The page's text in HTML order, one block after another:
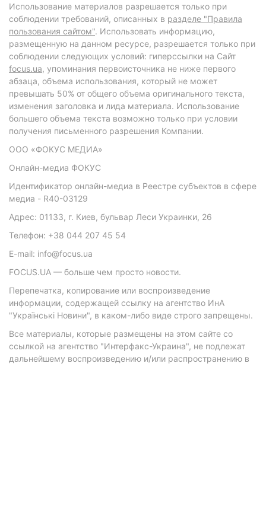
Использование материалов разрешается только при
соблюдении требований, описанных в разделе "Правила
пользования сайтом". Использовать информацию,
размещенную на данном ресурсе, разрешается только при
соблюдении следующих условий: гиперссылки на Сайт
focus.ua, упоминания первоисточника не ниже первого
абзаца, объема использования, который не может
превышать 50% от общего объема оригинального текста,
изменения заголовка и лида материала. Использование
большего объема текста возможно только при условии
получения письменного разрешения Компании.
ООО «ФОКУС МЕДИА»
Онлайн-медиа ФОКУС
Идентификатор онлайн-медиа в Реестре субъектов в сфере
медиа - R40-03129
Адрес: 01133, г. Киев, бульвар Леси Украинки, 26
Телефон: +38 044 207 45 54
E-mail: info@focus.ua
FOCUS.UA — больше чем просто новости.
Перепечатка, копирование или воспроизведение
информации, содержащей ссылку на агентство ИнА
"Українські Новини", в каком-либо виде строго запрещены.
Все материалы, которые размещены на этом сайте со
ссылкой на агентство "Интерфакс-Украина", не подлежат
дальнейшему воспроизведению и/или распространению в